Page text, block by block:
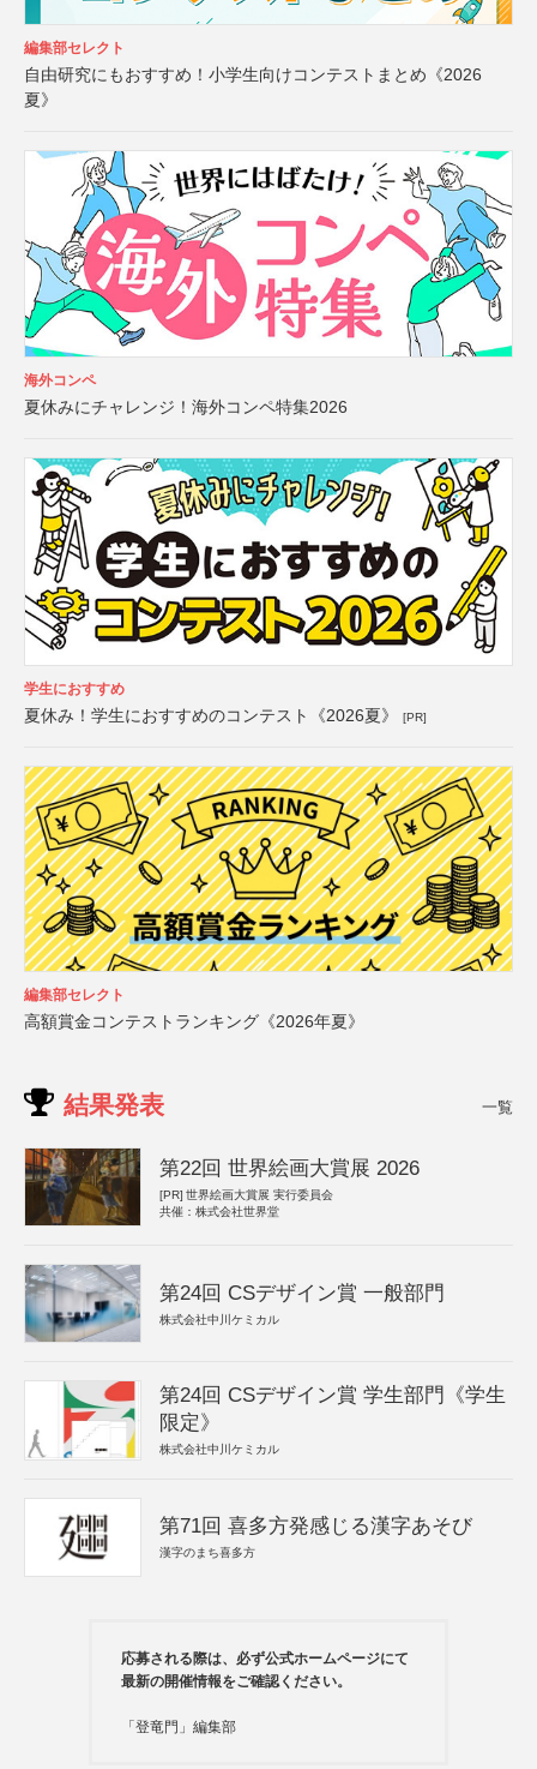
編集部セレクト
自由研究にもおすすめ！小学生向けコンテストまとめ《2026
夏》
海外コンペ
夏休みにチャレンジ！海外コンペ特集2026
学生におすすめ
夏休み！学生におすすめのコンテスト《2026夏》 [PR]
編集部セレクト
高額賞金コンテストランキング《2026年夏》
結果発表 一覧
第22回 世界絵画大賞展 2026
[PR] 世界絵画大賞展 実行委員会
共催：株式会社世界堂
第24回 CSデザイン賞 一般部門
株式会社中川ケミカル
第24回 CSデザイン賞 学生部門《学生
限定》
株式会社中川ケミカル
第71回 喜多方発感じる漢字あそび
漢字のまち喜多方
応募される際は、必ず公式ホームページにて
最新の開催情報をご確認ください。
「登竜門」編集部